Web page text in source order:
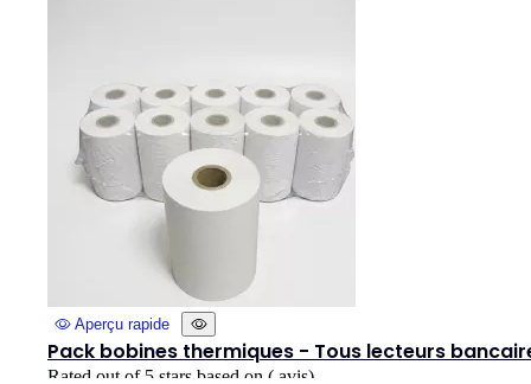
Aperçu rapide
Pack bobines thermiques - Tous lecteurs
Rated out of 5 stars based on ( avis)